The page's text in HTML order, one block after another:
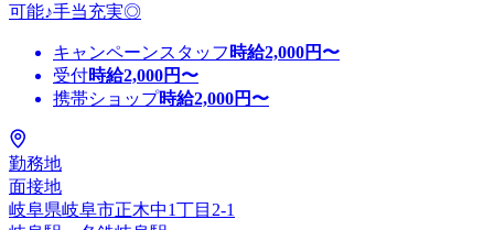
可能♪手当充実◎
キャンペーンスタッフ 時給2,000円〜
受付時給2,000円〜
携帯ショップ時給2,000円〜
勤務地
面接地
岐阜県岐阜市正木中1丁目2-1